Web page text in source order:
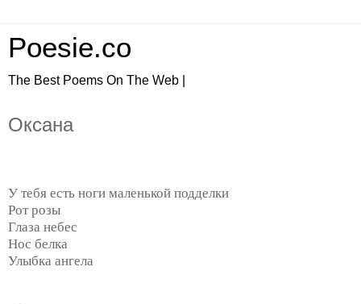
Poesie.co
The Best Poems On The Web |
Оксана
У тебя есть ноги маленькой подделки
Рот розы
Глаза небес
Нос белка
Улыбка ангела